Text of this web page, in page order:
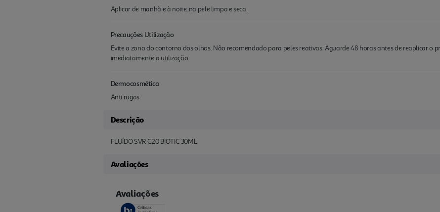
Aplicar de manhã e à noite, na pele limpa e seca.
Precauções Utilização
Evite a zona do contorno dos olhos. Não recomendado para peles reativas. Aguarde 48 horas antes de reaplicar o
imediatamente a utilização.
Dermocosmética
Anti rugas
Descrição
FLUÍDO SVR C20 BIOTIC 30ML
Avaliações